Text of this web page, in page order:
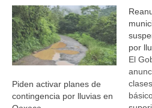
una
ventana
nueva)
una
ventana
nueva)
una
ventana
nueva)
una
nueva)
Piden activar planes de
contingencia por lluvias en
por
El